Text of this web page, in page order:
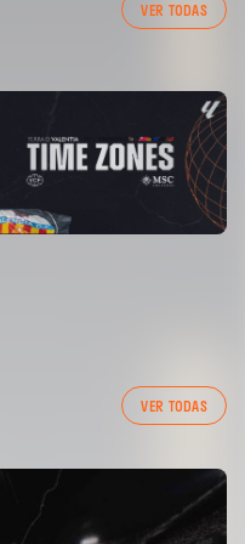
VER TODAS
CF 04/03/26
VER TODAS